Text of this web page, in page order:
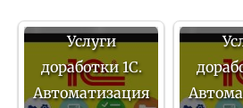
Услуги
доработки 1С.
Автоматизация